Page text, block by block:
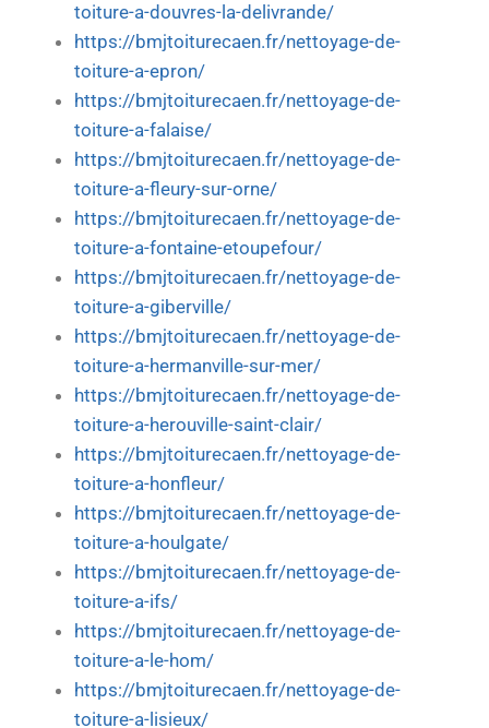
toiture-a-douvres-la-delivrande/
https://bmjtoiturecaen.fr/nettoyage-de-
toiture-a-epron/
https://bmjtoiturecaen.fr/nettoyage-de-
toiture-a-falaise/
https://bmjtoiturecaen.fr/nettoyage-de-
toiture-a-fleury-sur-orne/
https://bmjtoiturecaen.fr/nettoyage-de-
toiture-a-fontaine-etoupefour/
https://bmjtoiturecaen.fr/nettoyage-de-
toiture-a-giberville/
https://bmjtoiturecaen.fr/nettoyage-de-
toiture-a-hermanville-sur-mer/
https://bmjtoiturecaen.fr/nettoyage-de-
toiture-a-herouville-saint-clair/
https://bmjtoiturecaen.fr/nettoyage-de-
toiture-a-honfleur/
https://bmjtoiturecaen.fr/nettoyage-de-
toiture-a-houlgate/
https://bmjtoiturecaen.fr/nettoyage-de-
toiture-a-ifs/
https://bmjtoiturecaen.fr/nettoyage-de-
toiture-a-le-hom/
https://bmjtoiturecaen.fr/nettoyage-de-
toiture-a-lisieux/